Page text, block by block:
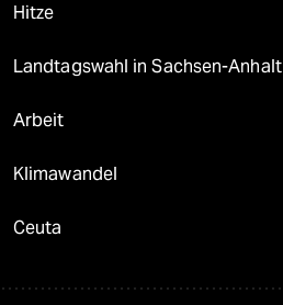
Hitze
Landtagswahl in Sachsen-Anhalt
Arbeit
Klimawandel
Ceuta